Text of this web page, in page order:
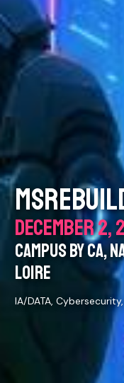
DECEMBER
CAMPUS BY CA,
LOIRE
IA/DATA,